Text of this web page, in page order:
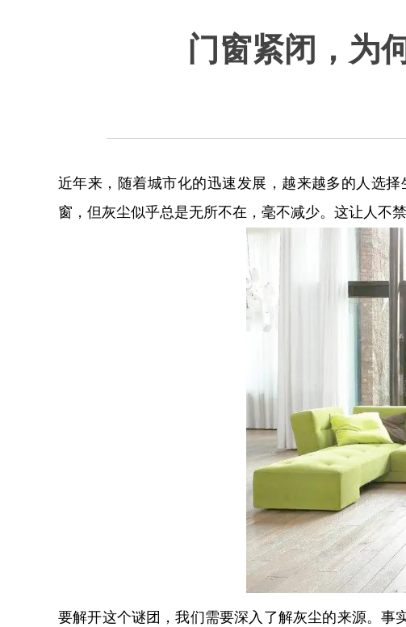
门窗紧闭，为
近年来，随着城市化的迅速发展，越来越多的人选
窗，但灰尘似乎总是无所不在，毫不减少。这让人不
要解开这个谜团，我们需要深入了解灰尘的来源。